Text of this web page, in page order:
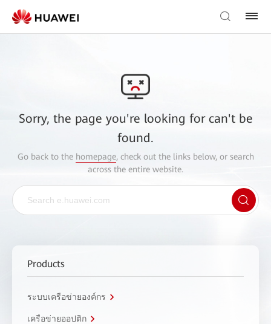
Sorry, the page you're looking for can't be
found.
Go back to the homepage, check out the links below, or search
across the entire website.
Products
ระบบเครือข่ายองค์กร
เครือข่ายออปติก